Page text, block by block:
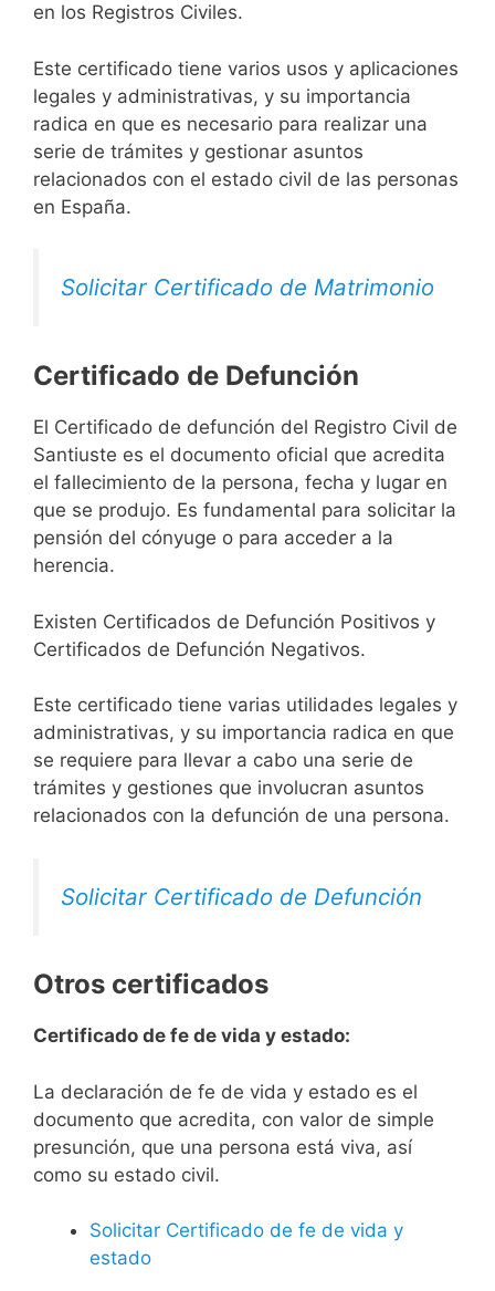
en los Registros Civiles.
Este certificado tiene varios usos y aplicaciones
legales y administrativas, y su importancia
radica en que es necesario para realizar una
serie de trámites y gestionar asuntos
relacionados con el estado civil de las personas
en España.
Solicitar Certificado de Matrimonio
Certificado de Defunción
El Certificado de defunción del Registro Civil de
Santiuste es el documento oficial que acredita
el fallecimiento de la persona, fecha y lugar en
que se produjo. Es fundamental para solicitar la
pensión del cónyuge o para acceder a la
herencia.
Existen Certificados de Defunción Positivos y
Certificados de Defunción Negativos.
Este certificado tiene varias utilidades legales y
administrativas, y su importancia radica en que
se requiere para llevar a cabo una serie de
trámites y gestiones que involucran asuntos
relacionados con la defunción de una persona.
Solicitar Certificado de Defunción
Otros certificados
Certificado de fe de vida y estado:
La declaración de fe de vida y estado es el
documento que acredita, con valor de simple
presunción, que una persona está viva, así
como su estado civil.
Solicitar Certificado de fe de vida y
estado